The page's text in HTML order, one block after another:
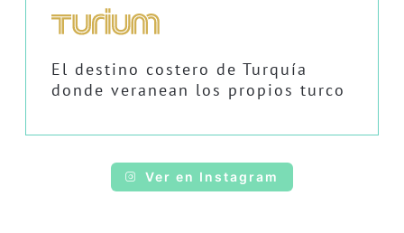
El destino costero de Turquía
donde veranean los propios turco
Ver en Instagram